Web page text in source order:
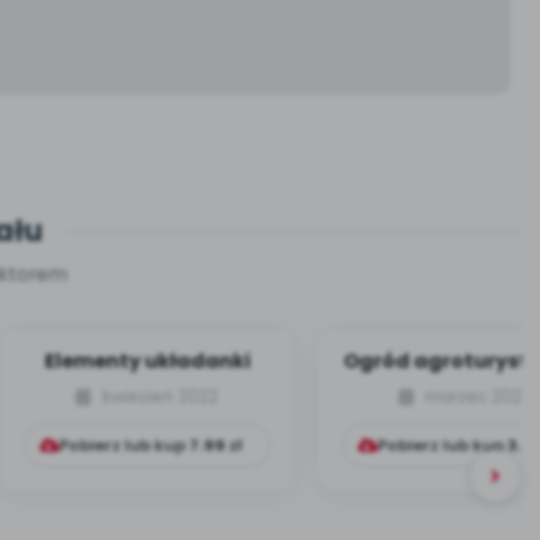
Elementy układanki
Pobierz lub kup 7.99zł
Ogród
Pobierz lub kup